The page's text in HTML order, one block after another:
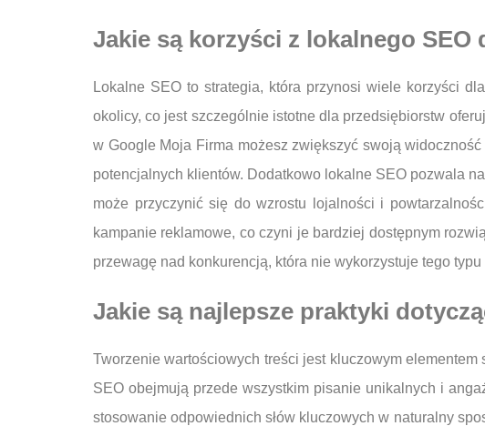
Jakie są korzyści z lokalnego SEO
Lokalne SEO to strategia, która przynosi wiele korzyści
okolicy, co jest szczególnie istotne dla przedsiębiorstw
w Google Moja Firma możesz zwiększyć swoją
potencjalnych klientów. Dodatkowo lokalne SEO pozwala
może przyczynić się do wzrostu lojalności i
kampanie reklamowe, co czyni je bardziej dostępnym
przewagę nad konkurencją, która nie wykorzystuje tego
Jakie są najlepsze praktyki
Tworzenie wartościowych treści jest kluczowym
SEO obejmują przede wszystkim pisanie unikalnych i
stosowanie odpowiednich słów kluczowych w naturalny